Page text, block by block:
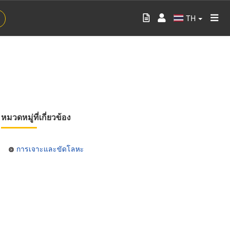
TH
หมวดหมู่ที่เกี่ยวข้อง
การเจาะและขัดโลหะ